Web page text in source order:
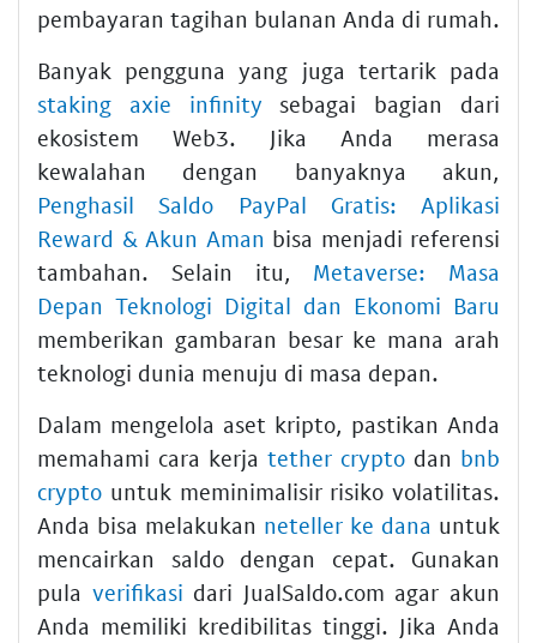
pembayaran tagihan bulanan Anda di rumah.
Banyak pengguna yang juga tertarik pada
staking axie infinity sebagai bagian dari
ekosistem Web3. Jika Anda merasa
kewalahan dengan banyaknya akun,
Penghasil Saldo PayPal Gratis: Aplikasi
Reward & Akun Aman bisa menjadi referensi
tambahan. Selain itu, Metaverse: Masa
Depan Teknologi Digital dan Ekonomi Baru
memberikan gambaran besar ke mana arah
teknologi dunia menuju di masa depan.
Dalam mengelola aset kripto, pastikan Anda
memahami cara kerja tether crypto dan bnb
crypto untuk meminimalisir risiko volatilitas.
Anda bisa melakukan neteller ke dana untuk
mencairkan saldo dengan cepat. Gunakan
pula verifikasi dari JualSaldo.com agar akun
Anda memiliki kredibilitas tinggi. Jika Anda